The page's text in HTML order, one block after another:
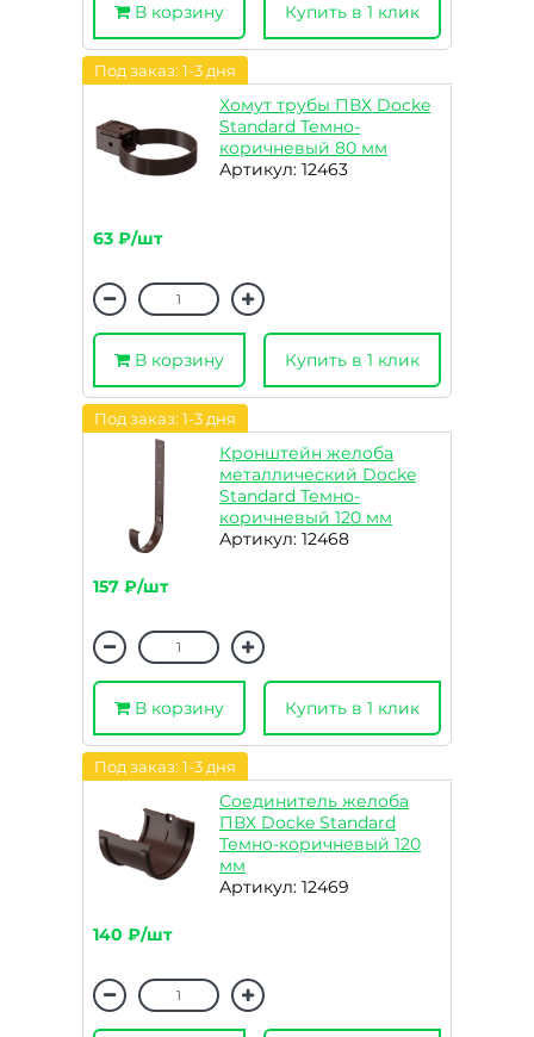
В корзину Купить в 1 клик
Под заказ: 1-3 дня
Хомут трубы ПВХ Docke
Standard Темно-
коричневый 80 мм
Артикул: 12463
63 ₽/шт
В корзину Купить в 1 клик
Под заказ: 1-3 дня
Кронштейн желоба
металлический Docke
Standard Темно-
коричневый 120 мм
Артикул: 12468
157 ₽/шт
В корзину Купить в 1 клик
Под заказ: 1-3 дня
Соединитель желоба
ПВХ Docke Standard
Темно-коричневый 120
мм
Артикул: 12469
140 ₽/шт